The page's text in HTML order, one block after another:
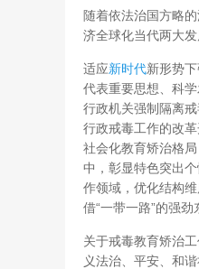
随着依法治国方略
济全球化当代两大
适应新时代新形势
代表重要思想、科
行政机关强制隔离
行政戒毒工作的改
社会化教育矫治格
中，彰显特色突出
作领域，优化结构
借“一带一路”的强
关于戒毒教育矫治
义法治、平安、和